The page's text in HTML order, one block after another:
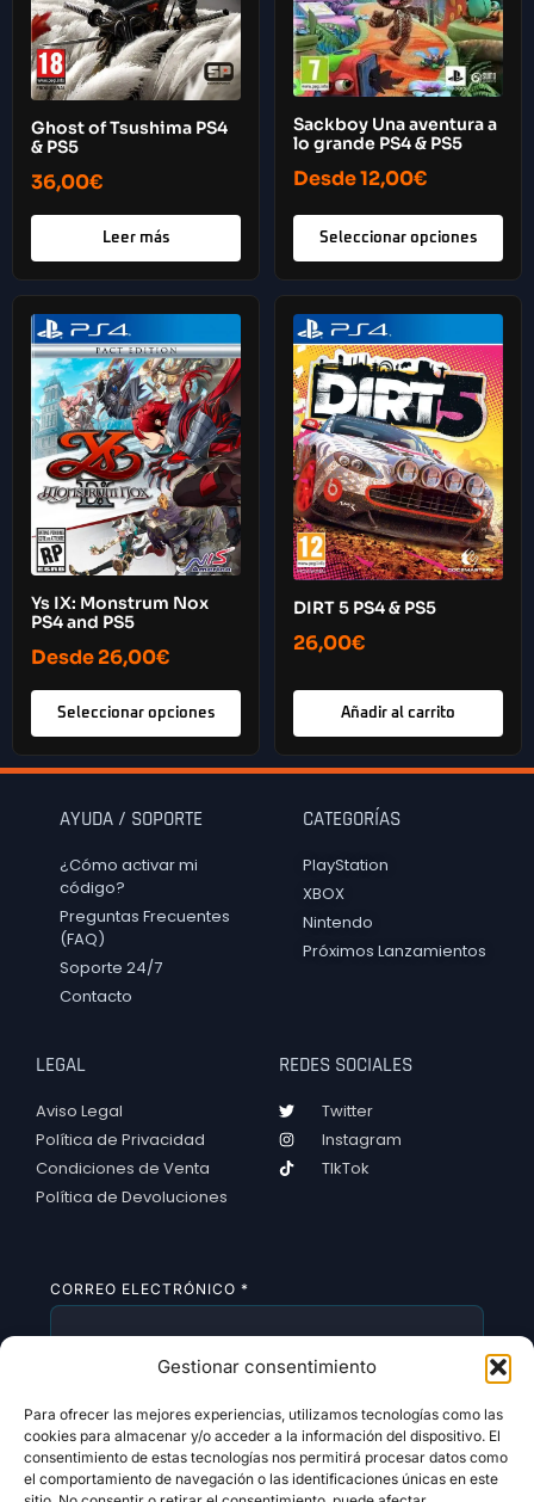
Gestionar consentimiento
Para ofrecer las mejores experiencias, utilizamos tecnologías como las
cookies para almacenar y/o acceder a la información del dispositivo. El
consentimiento de estas tecnologías nos permitirá procesar datos como
el comportamiento de navegación o las identificaciones únicas en este
Ghost of Tsushima PS4
& PS5
36,00€
Leer más
Sackboy Una aventura a
lo grande PS4 & PS5
Desde12,00€
Seleccionar opciones
Ys IX: Monstrum Nox
PS4 and PS5
Desde26,00€
Seleccionar opciones
DIRT 5 PS4 & PS5
26,00€
Añadir al carrito
AYUDA / SOPORTE
¿Cómo activar mi
código?
Preguntas Frecuentes
(FAQ)
Soporte 24/7
Contacto
CATEGORÍAS
PlayStation
XBOX
Nintendo
Próximos Lanzamientos
LEGAL
Aviso Legal
Política de Privacidad
Condiciones de Venta
Política de Devoluciones
REDES SOCIALES
Twitter
Instagram
TIkTok
CORREO ELECTRÓNICO *